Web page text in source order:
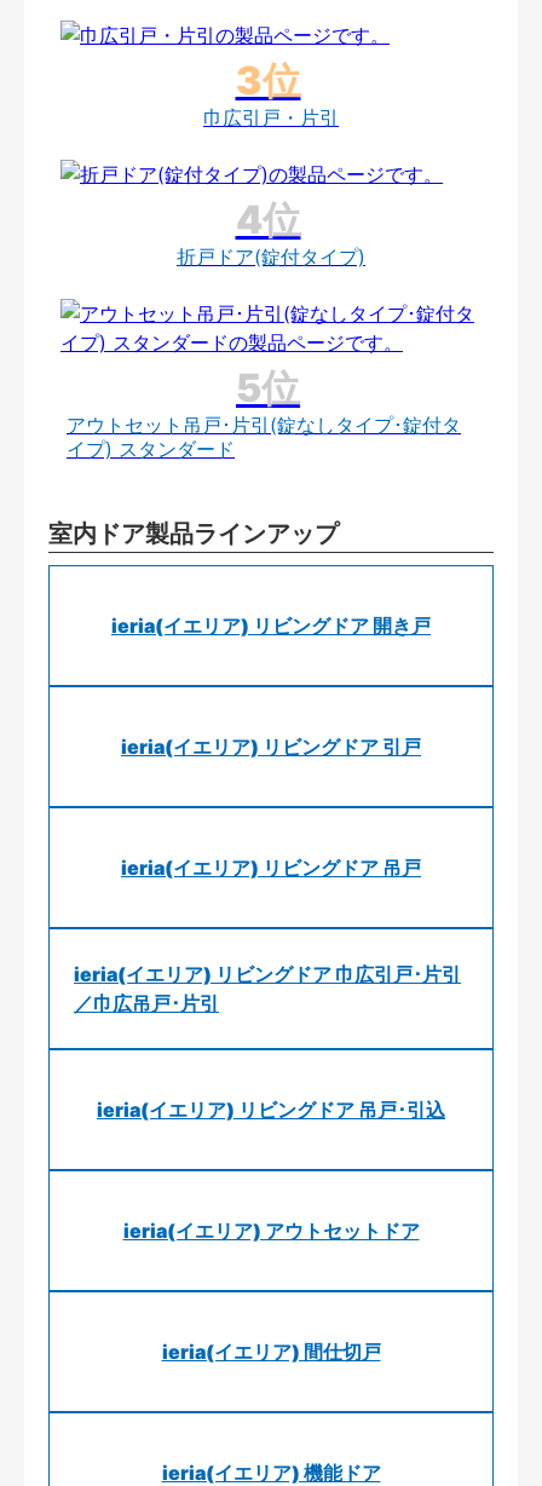
巾広引戸・片引
折戸ドア(錠付タイプ)
アウトセット吊戸･片引(錠なしタイプ･錠付タ
イプ) スタンダード
室内ドア製品ラインアップ
ieria(イエリア) リビングドア 開き戸
ieria(イエリア) リビングドア 引戸
ieria(イエリア) リビングドア 吊戸
ieria(イエリア) リビングドア 巾広引戸･片引
／巾広吊戸･片引
ieria(イエリア) リビングドア 吊戸･引込
ieria(イエリア) アウトセットドア
ieria(イエリア) 間仕切戸
ieria(イエリア) 機能ドア